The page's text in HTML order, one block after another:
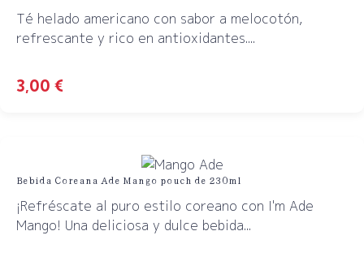
Té helado americano con sabor a melocotón,
refrescante y rico en antioxidantes....
3,00 €
Bebida Coreana Ade Mango pouch de 230ml
¡Refréscate al puro estilo coreano con I'm Ade
Mango! Una deliciosa y dulce bebida...